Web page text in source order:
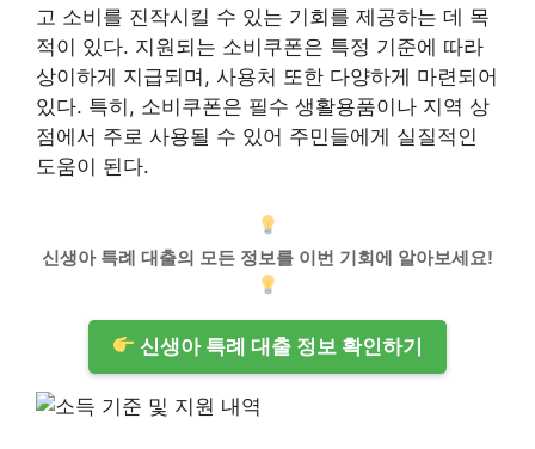
고 소비를 진작시킬 수 있는 기회를 제공하는 데 목
적이 있다. 지원되는 소비쿠폰은 특정 기준에 따라
상이하게 지급되며, 사용처 또한 다양하게 마련되어
있다. 특히, 소비쿠폰은 필수 생활용품이나 지역 상
점에서 주로 사용될 수 있어 주민들에게 실질적인
도움이 된다.
신생아 특례 대출의 모든 정보를 이번 기회에 알아보세요!
신생아 특례 대출 정보 확인하기